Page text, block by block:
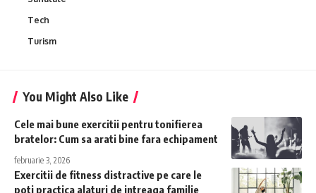
Tech
Turism
You Might Also Like
Cele mai bune exercitii pentru tonifierea
bratelor: Cum sa arati bine fara echipament
februarie 3, 2026
Exercitii de fitness distractive pe care le
poti practica alaturi de intreaga familie